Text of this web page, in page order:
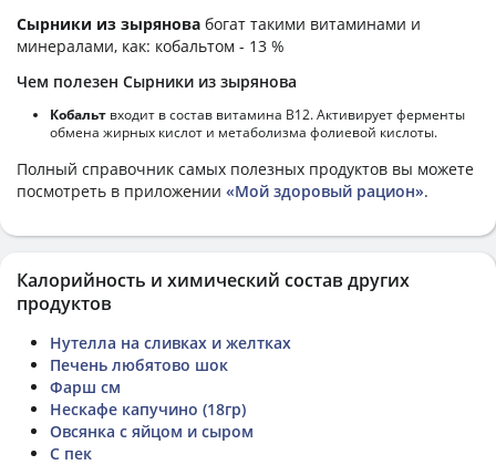
Сырники из зырянова богат такими витаминами и
минералами, как: кобальтом - 13 %
Чем полезен Сырники из зырянова
Кобальт входит в состав витамина В12. Активирует ферменты
обмена жирных кислот и метаболизма фолиевой кислоты.
Полный справочник самых полезных продуктов вы можете
посмотреть в приложении «Мой здоровый рацион».
Калорийность и химический состав других
продуктов
Нутелла на сливках и желтках
Печень любятово шок
Фарш см
Нескафе капучино (18гр)
Овсянка с яйцом и сыром
С пек